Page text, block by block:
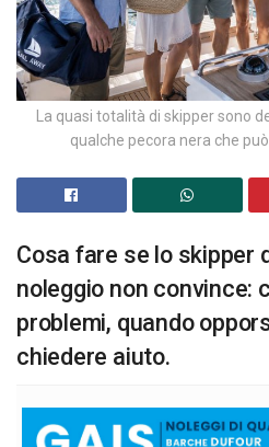
La quasi totalità di skipper sono
qualche pecora nera che
Cosa fare se lo skipper
noleggio non convince:
problemi, quando
chiedere aiuto.